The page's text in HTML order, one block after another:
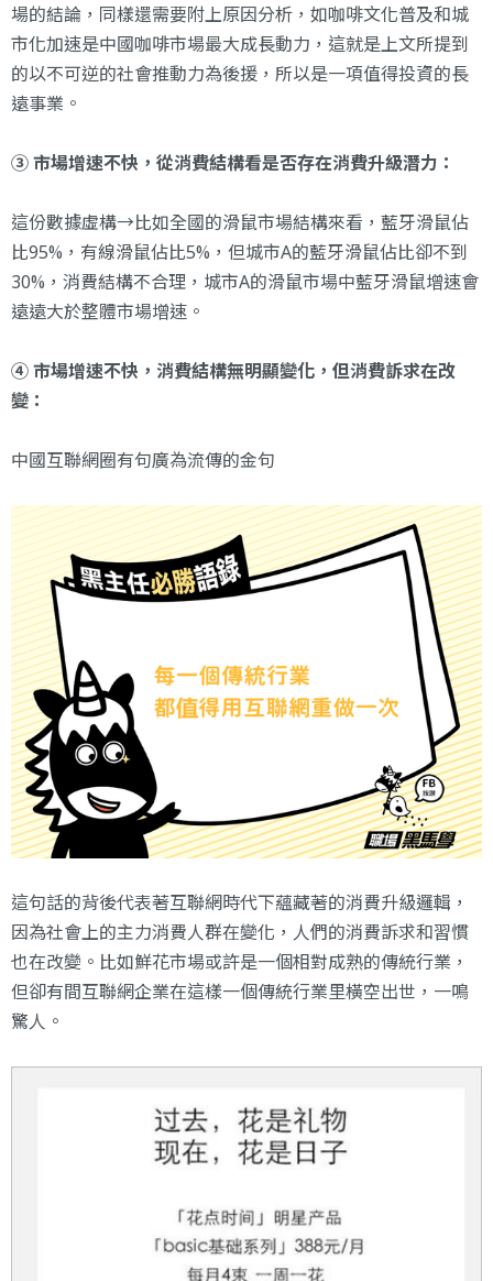
場的結論，同樣還需要附上原因分析，如咖啡文化普及和城
市化加速是中國咖啡市場最大成長動力，這就是上文所提到
的以不可逆的社會推動力為後援，所以是一項值得投資的長
遠事業。
③ 市場增速不快，從消費結構看是否存在消費升級潛力：
這份數據虛構→比如全國的滑鼠市場結構來看，藍牙滑鼠佔
比95%，有線滑鼠佔比5%，但城市A的藍牙滑鼠佔比卻不到
30%，消費結構不合理，城市A的滑鼠市場中藍牙滑鼠增速會
遠遠大於整體市場增速。
④ 市場增速不快，消費結構無明顯變化，但消費訴求在改
變：
中國互聯網圈有句廣為流傳的金句
這句話的背後代表著互聯網時代下蘊藏著的消費升級邏輯，
因為社會上的主力消費人群在變化，人們的消費訴求和習慣
也在改變。比如鮮花市場或許是一個相對成熟的傳統行業，
但卻有間互聯網企業在這樣一個傳統行業里橫空出世，一鳴
驚人。